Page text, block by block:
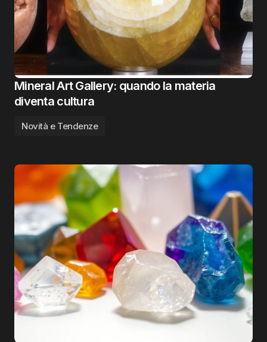
Mineral Art Gallery: quando la materia
diventa cultura
Novità e Tendenze